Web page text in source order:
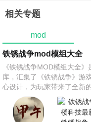
相关专题
mod
铁锈战争mod模组大全
《铁锈战争MOD模组大全
库，汇集了《铁锈战争》游
心设计，为玩家带来了全新
的地图和战役，每个模组都
模组解锁更多独特的战略选
制的模组提升了画面质量，